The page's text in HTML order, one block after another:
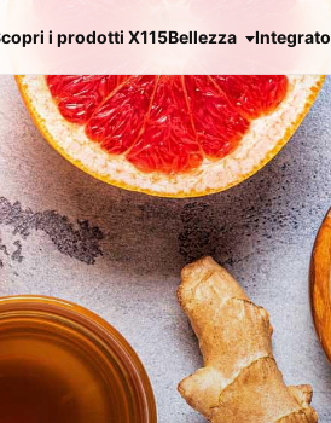
i prodotti X115Bellezza